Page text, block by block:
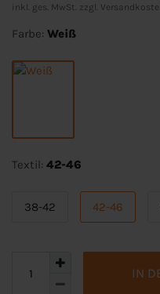
inkl. ges. MwSt. zzgl.
Farbe: Weiß
Textil: 42-46
38-42 42-46
IN